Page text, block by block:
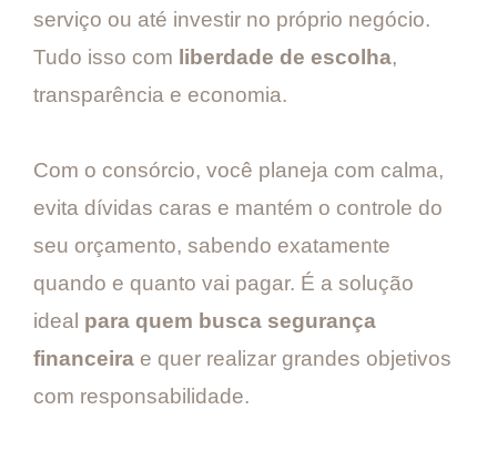
serviço ou até investir no próprio negócio.
Tudo isso com liberdade de escolha,
transparência e economia.
Com o consórcio, você planeja com calma,
evita dívidas caras e mantém o controle do
seu orçamento, sabendo exatamente
quando e quanto vai pagar. É a solução
ideal para quem busca segurança
financeira e quer realizar grandes objetivos
com responsabilidade.